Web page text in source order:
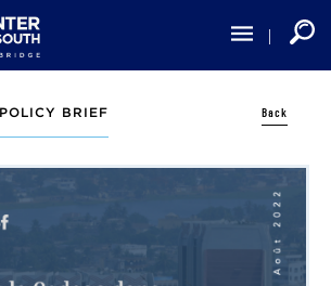
POLICY BRIEF Back